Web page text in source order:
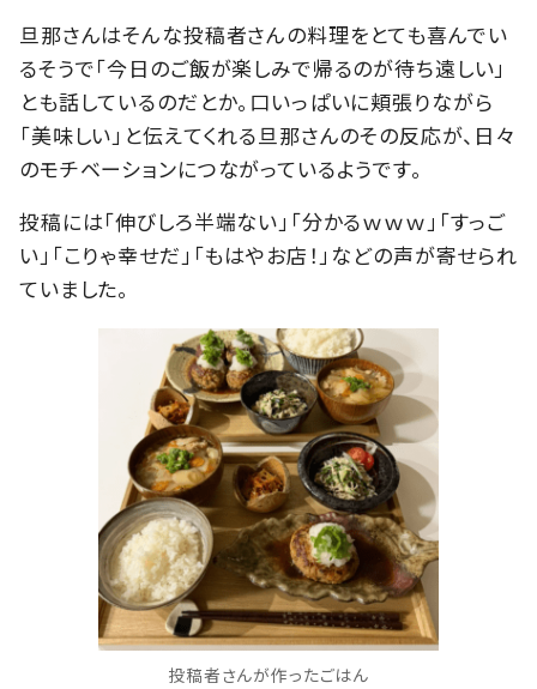
旦那さんはそんな投稿者さんの料理をとても喜んでい
るそうで「今日のご飯が楽しみで帰るのが待ち遠しい」
とも話しているのだとか。口いっぱいに頬張りながら
「美味しい」と伝えてくれる旦那さんのその反応が、日々
のモチベーションにつながっているようです。
投稿には「伸びしろ半端ない」「分かるｗｗｗ」「すっご
い」「こりゃ幸せだ」「もはやお店！」などの声が寄せられ
ていました。
投稿者さんが作ったごはん